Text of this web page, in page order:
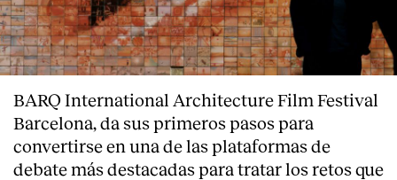
BARQ International Architecture Film Festival
Barcelona, da sus primeros pasos para
convertirse en una de las plataformas de
debate más destacadas para tratar los retos que